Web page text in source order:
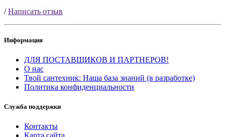
/Написать отзыв
Информация
ДЛЯ ПОСТАВЩИКОВ И ПАРТНЕРОВ!
О нас
Твой сантехник: Наша база знаний (в разработке)
Политика конфиденциальности
Служба поддержки
Контакты